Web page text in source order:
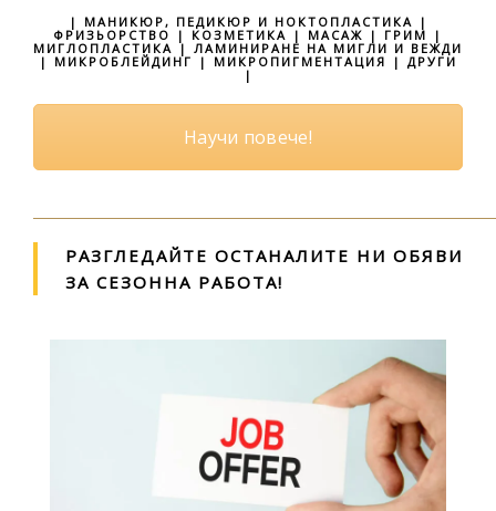
| МАНИКЮР, ПЕДИКЮР И НОКТОПЛАСТИКА |
ФРИЗЬОРСТВО | КОЗМЕТИКА | МАСАЖ | ГРИМ |
МИГЛОПЛАСТИКА | ЛАМИНИРАНЕ НА МИГЛИ И ВЕЖДИ
| МИКРОБЛЕЙДИНГ | МИКРОПИГМЕНТАЦИЯ | ДРУГИ
|
Научи повече!
РАЗГЛЕДАЙТЕ ОСТАНАЛИТЕ НИ ОБЯВИ
ЗА СЕЗОННА РАБОТА!